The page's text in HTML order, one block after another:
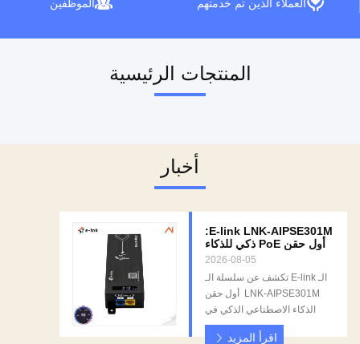
العملاء الذين تم خدمتهم الموظفين
المنتجات الرئيسية
أخبار
E-link LNK-AIPSE301M:
أول حقن PoE ذكي للذكاء
الاصطناعي في العالم مع
2026-08-05
الـ E-link تكشف عن سلسلة الـ
LNK-AIPSE301M ‬ أول حقن
الذكاء الاصطناعي الذكي في
العالم مع شاشة LED مدمجة
شنتشن، الصينالرابط الإلكتروني،
اقرأ المزيد